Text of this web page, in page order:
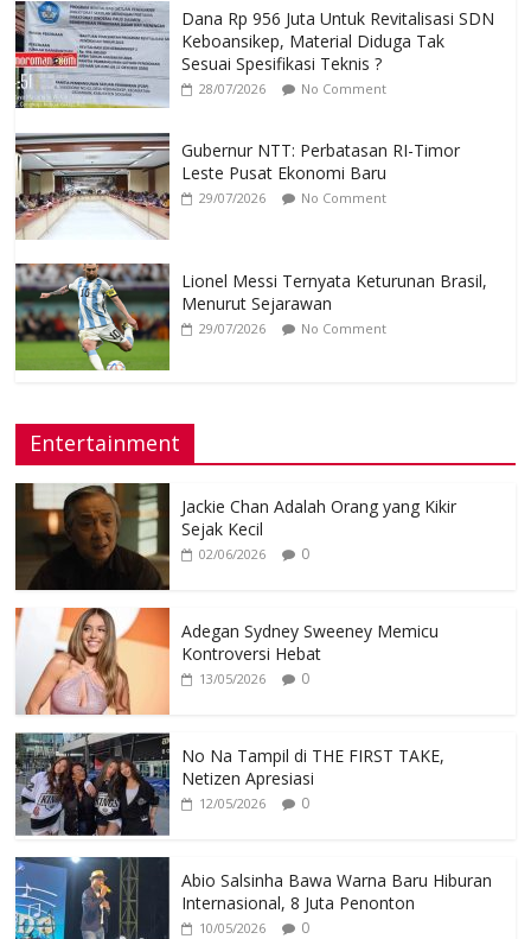
Dana Rp 956 Juta Untuk Revitalisasi SDN
Keboansikep, Material Diduga Tak
Sesuai Spesifikasi Teknis ?
28/07/2026 No Comment
Gubernur NTT: Perbatasan RI-Timor
Leste Pusat Ekonomi Baru
29/07/2026 No Comment
Lionel Messi Ternyata Keturunan Brasil,
Menurut Sejarawan
29/07/2026 No Comment
Entertainment
Jackie Chan Adalah Orang yang Kikir
Sejak Kecil
02/06/2026 0
Adegan Sydney Sweeney Memicu
Kontroversi Hebat
13/05/2026 0
No Na Tampil di THE FIRST TAKE,
Netizen Apresiasi
12/05/2026 0
Abio Salsinha Bawa Warna Baru Hiburan
Internasional, 8 Juta Penonton
10/05/2026 0